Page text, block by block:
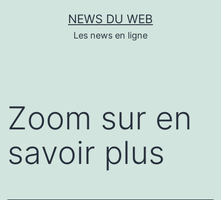
NEWS DU WEB
Les news en ligne
Zoom sur en
savoir plus